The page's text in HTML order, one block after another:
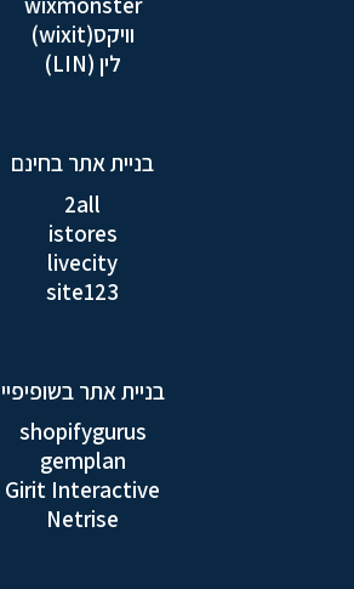
וויקס(wixit)
לין (LIN)
בניית אתר בחינם
2all
istores
livecity
site123
בניית אתר בשופיפיי
shopifygurus
gemplan
Girit Interactive
Netrise